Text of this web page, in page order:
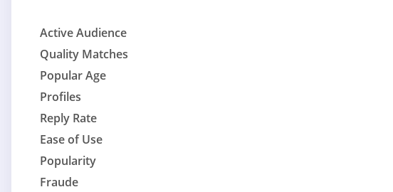
Active Audience
Quality Matches
Popular Age
Profiles
Reply Rate
Ease of Use
Popularity
Fraude